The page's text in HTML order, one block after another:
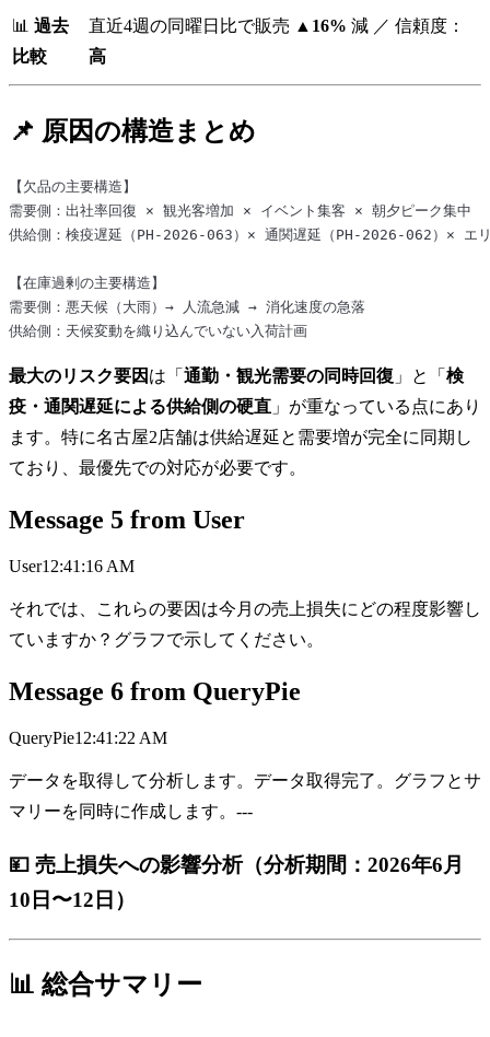
📊 過去
比較
直近4週の同曜日比で販売 ▲16% 減 ／ 信頼度：
高
📌 原因の構造まとめ
【欠品の主要構造】
需要側：出社率回復 × 観光客増加 × イベント集客 × 朝夕ピーク集中
供給側：検疫遅延（PH-2026-063）× 通関遅延（PH-2026-062）× エ
【在庫過剰の主要構造】
需要側：悪天候（大雨）→ 人流急減 → 消化速度の急落
最大のリスク要因 は「 通勤・観光需要の同時回復 」と「 検
疫・通関遅延による供給側の硬直 」が重なっている点にあり
ます。特に名古屋2店舗は供給遅延と需要増が完全に同期し
ており、最優先での対応が必要です。
Message 5 from User
User12:41:16 AM
それでは、これらの要因は今月の売上損失にどの程度影響し
ていますか？グラフで示してください。
Message 6 from QueryPie
QueryPie12:41:22 AM
データを取得して分析します。データ取得完了。グラフとサ
マリーを同時に作成します。---
💴 売上損失への影響分析（分析期間：2026年6月
10日〜12日）
📊 総合サマリー